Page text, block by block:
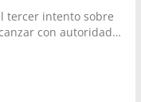
tercer intento sobre
con autoridad…